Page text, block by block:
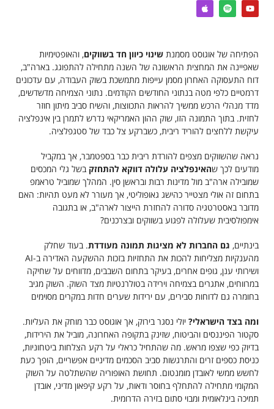
הפתיחה של אוגוסט מסמנת שינוי כיוון חד בשווקים, והאופטימיות
שאפיינה את המחצית הראשונה של השנה מתחילה להתפוגג. בארה"ב,
דוח התעסוקה האחרון מסמן עייפות מתמשכת בשוק העבודה, עם עדכונים
דרמטיים כלפי מטה בנתוני החודשים הקודמים. נתוני הצמיחה מדשדשים,
מדד מנהלי הרכש ממשיך להראות התכווצות, והשיח סביב מיתון חוזר
לחזית. בתוך התמונה הזו, שוק ההון האמריקאי נדרש לתמרן בין אינפלציה
עיקשת ללחצים להוריד ריבית, כשברקע צל כבד של סטגפלציה.
נראה שהשווקים מצפים להורדת ריבית כבר בספטמבר, אך במקביל
מודעים לכך שהאינפלציה עלולה דווקא להתחזק בשל גלי המכסים
שמובילה ארה"ב מול מדינות רבות ובראשן סין. המהלך שמוביל טראמפ
בתחום זה אולי מצטייר כהישג גאופוליטי, אך מעורר לא מעט תהיות: האם
מדובר באסטרטגיה סדורה להחזרת הייצור לארה"ב, או בתגובה
אימפולסיבית שעלולה לפגוע בשווקים ובצרכנים?
בינתיים, גם החברות לא מציגות תמונה מעודדת. בעוד שחלק
מהענקיות מצליחות להכות את התחזיות בזכות ההשקעה האדירה ב-AI
ושירותי ענן, גופים אחרים, בעיקר בתחום השבבים, מדווחים על שחיקה
במרווחים, אתגרים בצמיחה וירידה בטולרנטיות מצד השוק. השוק מגיב
בחומרה גם לדוחות סבירים, עם ירידות שערים חדות במקרים מסוימים
ומה בצד הישראלי? יולי נסגר בירוק, אך אוגוסט כבר מוחק את העליות.
סקטור הפיננסים והביטוח, שזינק בתקופה האחרונה, מוביל את הירידות,
בדיוק כפי שצפו מראש. מה שהתחיל כראלי על רקע הצלחות ביטחוניות,
כניסת כספים זרים והתרגשות סביב הסכמים מדיניים אפשריים, הופך כעת
לחשש ממשי לאובדן מומנטום. תחושת האופוריה שהשתלטה על השוק
המקומי מתחילה להתחלף בחוסר ודאות, על רקע קיפאון מדיני, אובדן
תמיכה בינלאומית ומבוי סתום בזירה הדרומית.